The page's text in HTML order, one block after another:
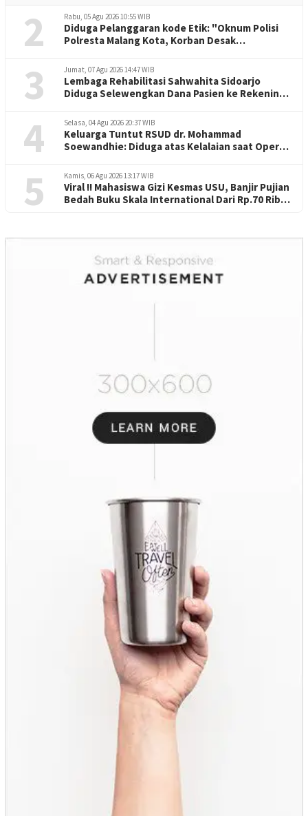
2 Rabu, 05 Agu 2026 10:55 WIB
Diduga Pelanggaran kode Etik: "Oknum Polisi
Polresta Malang Kota, Korban Desak
3 Jumat, 07 Agu 2026 14:47 WIB
Lembaga Rehabilitasi Sahwahita Sidoarjo
Diduga Selewengkan Dana Pasien ke Rekening
4 Selasa, 04 Agu 2026 20:37 WIB
Keluarga Tuntut RSUD dr. Mohammad
Soewandhie: Diduga atas Kelalaian saat Operasi
5 Kamis, 06 Agu 2026 13:17 WIB
Viral !! Mahasiswa Gizi Kesmas USU, Banjir Pujian
Bedah Buku Skala International Dari Rp.70 Ribu